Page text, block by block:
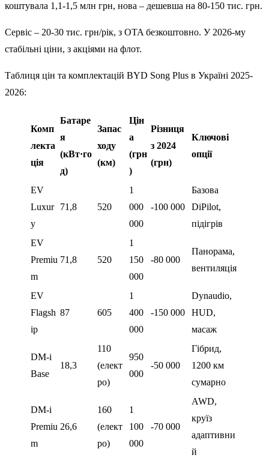
коштувала 1,1-1,5 млн грн, нова – дешевша на 80-150 тис. грн.
Сервіс – 20-30 тис. грн/рік, з OTA безкоштовно. У 2026-му
стабільні ціни, з акціями на флот.
Таблиця цін та комплектацій BYD Song Plus в Україні 2025-
2026:
Комп
лекта
ція
Батаре
я
(кВт·го
д)
Запас
ходу
(км)
Цін
а
(грн
)
Різниця
з 2024
(грн)
Ключові
опції
EV
Luxur
y
71,8 520
1
000
000
-100 000
Базова
DiPilot,
підігрів
EV
Premiu
m
71,8 520
1
150
000
-80 000
Панорама,
вентиляція
EV
Flagsh
ip
87 605
1
400
000
-150 000
Dynaudio,
HUD,
масаж
DM-i
Base
18,3
110
(елект
ро)
950
000
-50 000
Гібрид,
1200 км
сумарно
DM-i
Premiu
m
26,6
160
(елект
ро)
1
100
000
-70 000
AWD,
круїз
адаптивни
й